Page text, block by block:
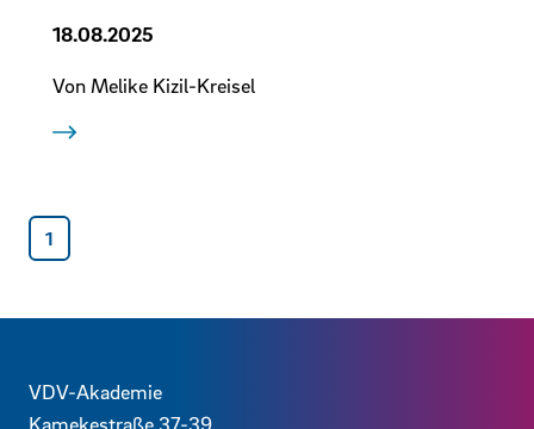
18.08.2025
Von Melike Kizil-Kreisel
1
Kontaktdaten und weitere Links
VDV-Akademie
Kamekestraße 37-39